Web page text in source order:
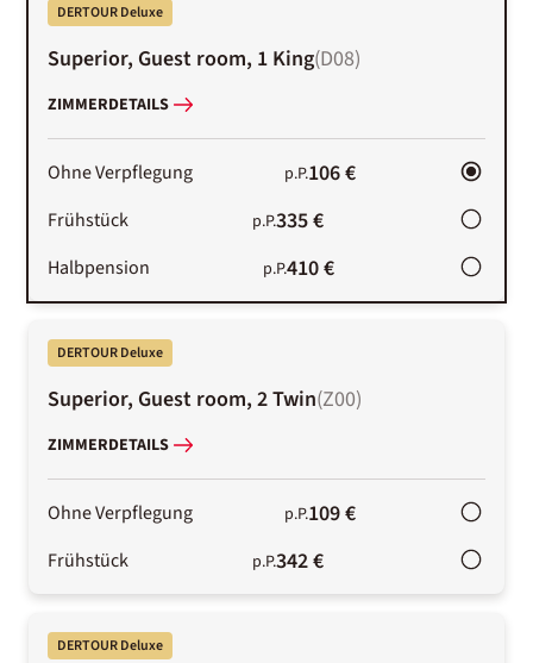
DERTOUR Deluxe
Superior, Guest room, 1 King(D08)
ZIMMERDETAILS
Ohne Verpflegung p.P.106 €
Frühstück p.P.335 €
Halbpension p.P.410 €
DERTOUR Deluxe
Superior, Guest room, 2 Twin(Z00)
ZIMMERDETAILS
Ohne Verpflegung p.P.109 €
Frühstück p.P.342 €
DERTOUR Deluxe